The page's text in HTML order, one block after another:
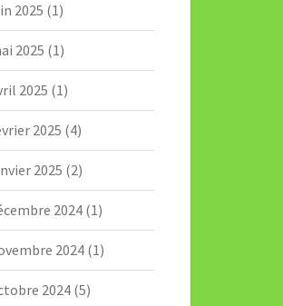
2025 (1)
2025 (1)
2025 (1)
2025 (4)
2025 (2)
2024(1)
2024(1)
2024(5)